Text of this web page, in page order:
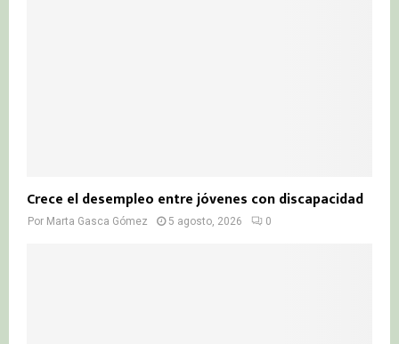
Crece el desempleo entre jóvenes con discapacidad
Por Marta Gasca Gómez 5 agosto, 2026 0